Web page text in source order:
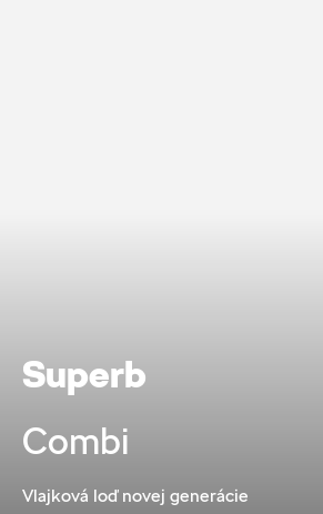
Superb
Combi
Vlajková loď novej generácie